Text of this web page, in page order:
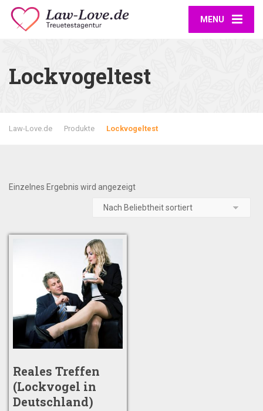
MENU
Lockvogeltest
Law-Love.de Produkte Lockvogeltest
Einzelnes Ergebnis wird angezeigt
Reales Treffen
(Lockvogel in
Deutschland)